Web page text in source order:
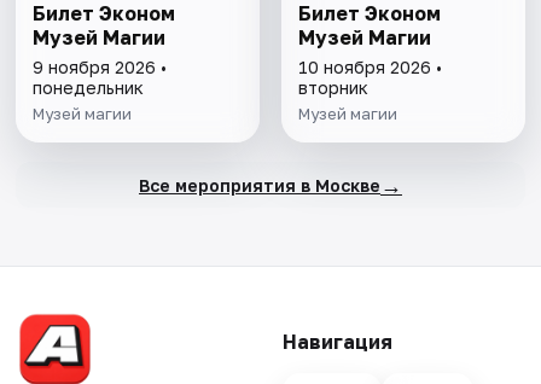
Билет Эконом
Музей Магии
9 ноября 2026 •
понедельник
Музей магии
Билет Эконом
Музей Магии
10 ноября 2026 •
вторник
Музей магии
Все мероприятия в Москве →
Навигация